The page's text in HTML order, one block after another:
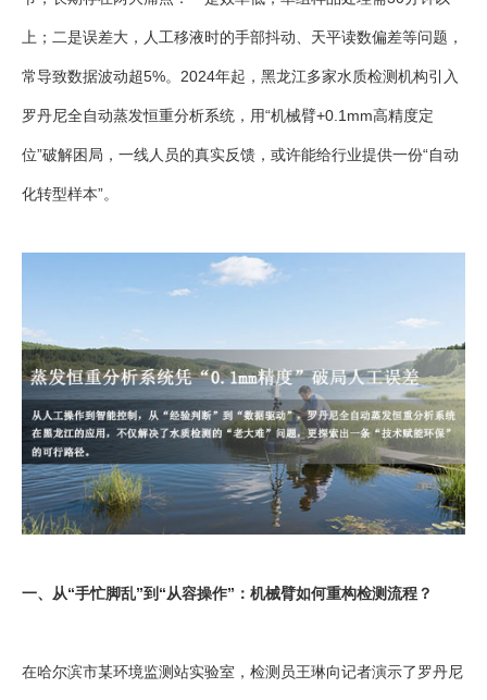
上；二是误差大，人工移液时的手部抖动、天平读数偏差等问题，
常导致数据波动超5%。2024年起，黑龙江多家水质检测机构引入
罗丹尼全自动蒸发恒重分析系统，用“机械臂+0.1mm高精度定
位”破解困局，一线人员的真实反馈，或许能给行业提供一份“自动
化转型样本”。
一、从“手忙脚乱”到“从容操作”：机械臂如何重构检测流程？
在哈尔滨市某环境监测站实验室，检测员王琳向记者演示了罗丹尼